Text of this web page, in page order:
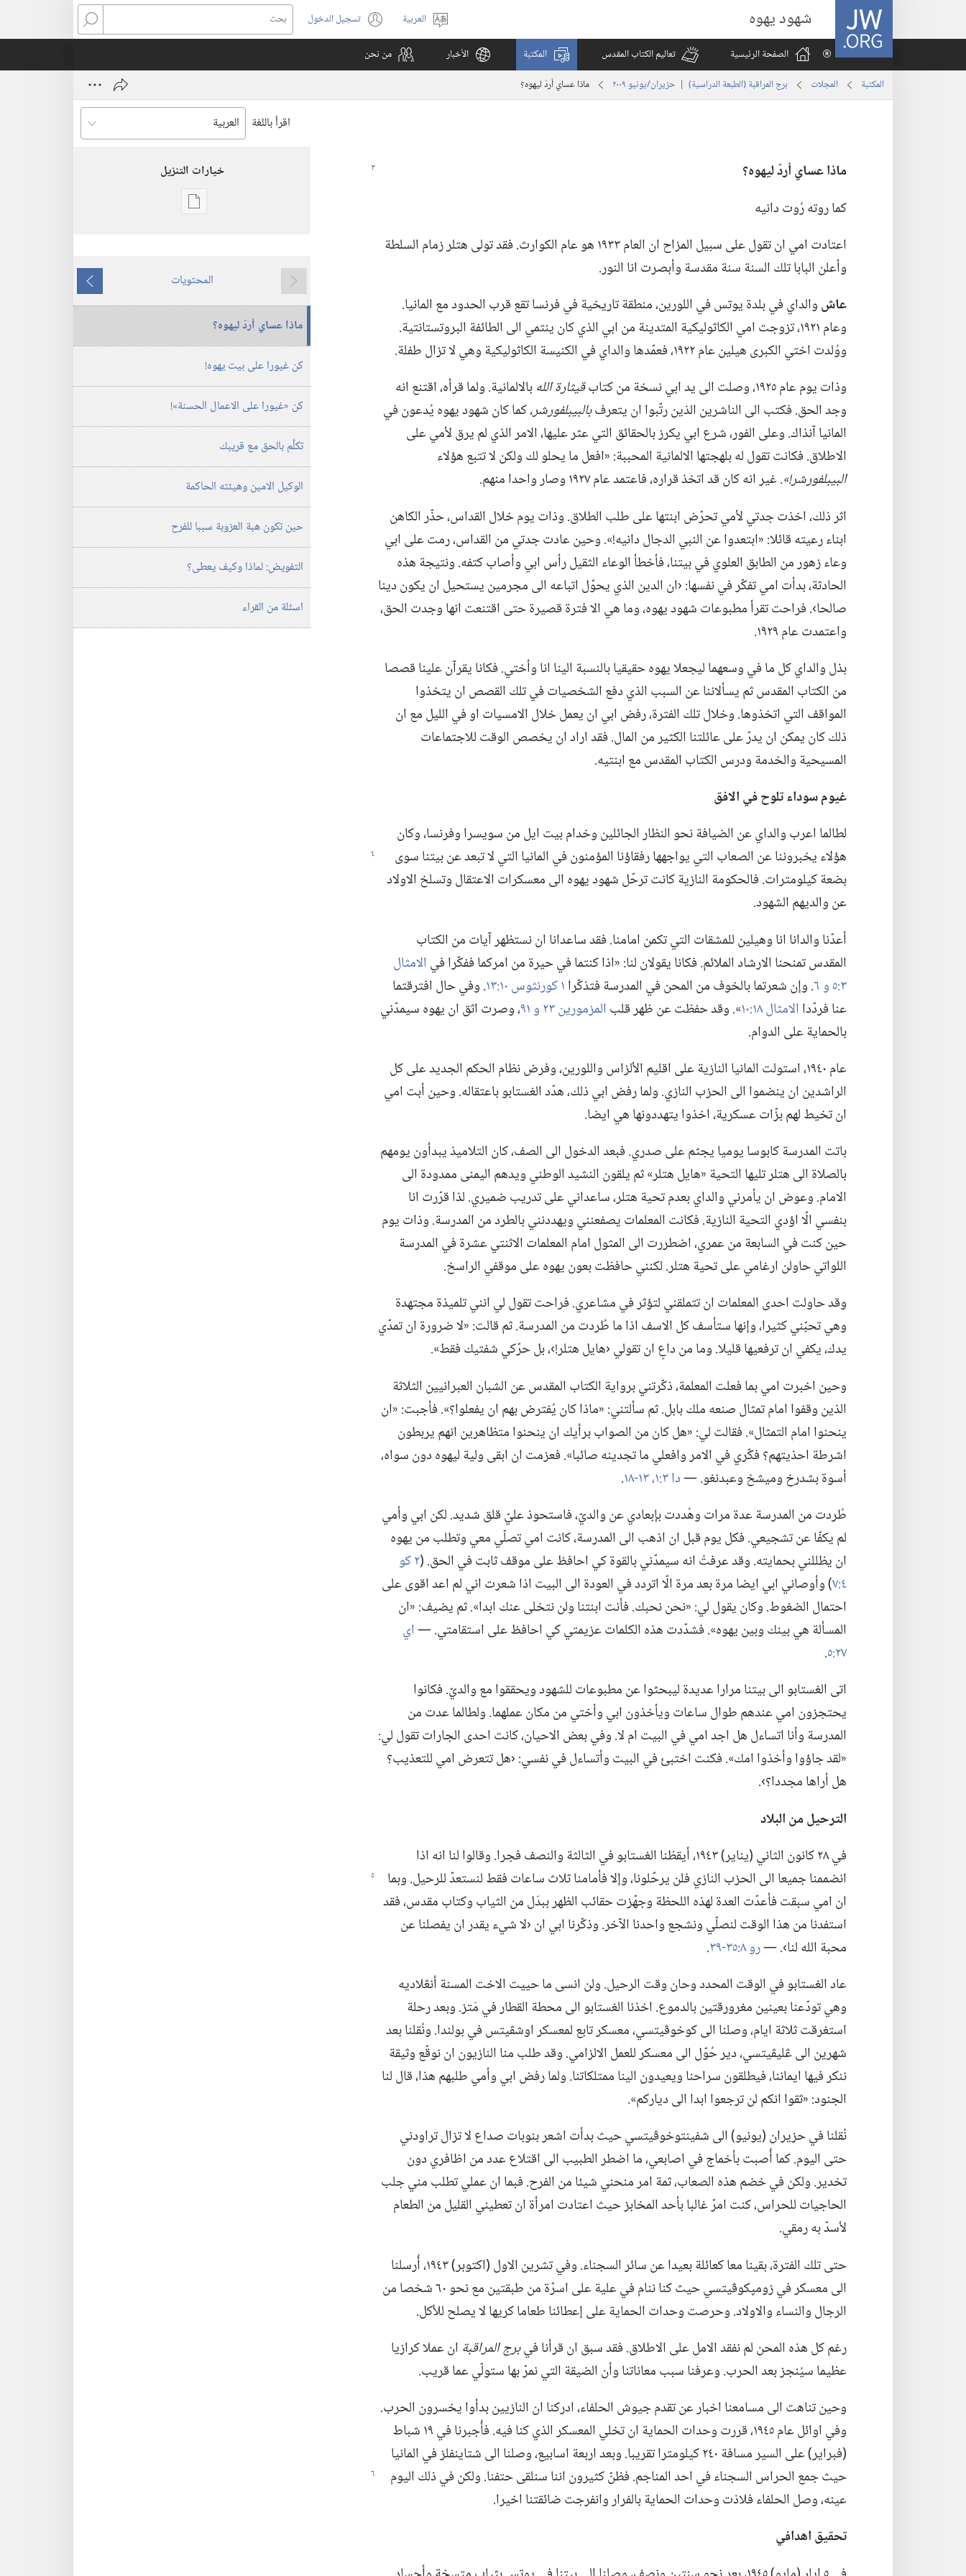
JW.ORG شهود يهوه
اختر
اللغة
العربية تسجيل الدخول
(يفتح
نافذة
بحث
الصفحة الرئيسية
تعاليم الكتاب المقدس المكتبة الأخبار من نحن
المكتبة المجلات برج المراقبة (‏الطبعة الدراسية)‏ | ‏‎حزيران/يونيو‏ ‏‎٢٠٠٩‏ ماذا عساي أردّ ليهوه؟‏
اقرأ باللغة
ماذا عساي أردّ ليهوه؟‏
كما روته رُوت دانيه
اعتادت امي ان تقول على سبيل المزاح ان العام ١٩٣٣ هو عام الكوارث.‏ فقد تولى هتلر زمام السلطة
وأعلن البابا تلك السنة سنة مقدسة وأبصرت انا النور.‏
عاشوالداي في بلدة يوتس في اللورين،‏ منطقة تاريخية في فرنسا تقع قرب الحدود مع المانيا.‏
وعام ١٩٢١،‏ تزوجت امي الكاثوليكية المتدينة من ابي الذي كان ينتمي الى الطائفة البروتستانتية.‏
ووُلدت اختي الكبرى هيلين عام ١٩٢٢،‏ فعمّدها والداي في الكنيسة الكاثوليكية وهي لا تزال طفلة.‏
وذات يوم عام ١٩٢٥،‏ وصلت الى يد ابي نسخة من كتاب
قيثارة اللهبالالمانية.‏ ولما قرأه،‏ اقتنع انه
وجد الحق.‏ فكتب الى الناشرين الذين رتّبوا ان يتعرفبالبيبلفورشر،‏كما كان شهود يهوه يُدعون في
المانيا آنذاك.‏ وعلى الفور،‏ شرع ابي يكرز بالحقائق التي عثر عليها،‏ الامر الذي لم يرق لأمي على
الاطلاق.‏ فكانت تقول له بلهجتها الالمانية المحببة:‏ «افعل ما يحلو لك ولكن لا تتبع هؤلاء
البيبلفورشر!‏».‏غير انه كان قد اتخذ قراره،‏ فاعتمد عام ١٩٢٧ وصار واحدا منهم.‏
اثر ذلك،‏ اخذت جدتي لأمي تحرّض ابنتها على طلب الطلاق.‏ وذات يوم خلال القداس،‏ حذّر الكاهن
ابناء رعيته قائلا:‏ «ابتعدوا عن النبي الدجال دانيه!‏».‏ وحين عادت جدتي من القداس،‏ رمت على ابي
وعاء زهور من الطابق العلوي في بيتنا،‏ فأخطأ الوعاء الثقيل رأس ابي وأصاب كتفه.‏ ونتيجة هذه
الحادثة،‏ بدأت امي تفكّر في نفسها:‏ ‹ان الدين الذي يحوّل اتباعه الى مجرمين يستحيل ان يكون دينا
صالحا›.‏ فراحت تقرأ مطبوعات شهود يهوه،‏ وما هي الا فترة قصيرة حتى اقتنعت انها وجدت الحق،‏
واعتمدت عام ١٩٢٩.‏
بذل والداي كل ما في وسعهما ليجعلا يهوه حقيقيا بالنسبة الينا انا وأختي.‏ فكانا يقرآن علينا قصصا
من الكتاب المقدس ثم يسألاننا عن السبب الذي دفع الشخصيات في تلك القصص ان يتخذوا
المواقف التي اتخذوها.‏ وخلال تلك الفترة،‏ رفض ابي ان يعمل خلال الامسيات او في الليل مع ان
ذلك كان يمكن ان يدرّ على عائلتنا الكثير من المال.‏ فقد اراد ان يخصص الوقت للاجتماعات
المسيحية والخدمة ودرس الكتاب المقدس مع ابنتيه.‏
غيوم سوداء تلوحفيالافق
لطالما اعرب والداي عن الضيافة نحو النظار الجائلين وخدام بيت ايل من سويسرا وفرنسا،‏ وكان
هؤلاء يخبروننا عن الصعاب التي يواجهها رفقاؤنا المؤمنون فيالمانيا التي لا تبعد عن بيتنا سوى
بضعة كيلومترات.‏ فالحكومة النازية كانت ترحّل شهود يهوه الى معسكرات الاعتقال وتسلخ الاولاد
عن والديهم الشهود.‏
أعدّنا والدانا انا وهيلين للمشقات التي تكمن امامنا.‏ فقد ساعدانا ان نستظهر آيات من الكتاب
المقدس تمنحنا الارشاد الملائم.‏ فكانا يقولان لنا:‏ «اذا كنتما في حيرة من امركما ففكّرا فيالامثال
٣:‏٥ و ٦
‏.‏ وإن شعرتما بالخوف من المحن في المدرسة فتذكّرا١ كورنثوس ١٠:‏١٣
‏.‏ وفي حال افترقتما
عنا فردّداالامثال ١٨:‏١٠ ‏».‏ وقد حفظت عن ظهر قلبالمزمورين ٢٣ و
‏،‏ وصرت اثق ان يهوه سيمدّني
بالحماية على الدوام.‏
عام ١٩٤٠،‏ استولت المانيا النازية على اقليم الألزاس واللورين،‏ وفرض نظام الحكم الجديد على كل
الراشدين ان ينضموا الى الحزب النازي.‏ ولما رفض ابي ذلك،‏ هدّد الغستابو باعتقاله.‏ وحين أبت امي
ان تخيط لهم بزّات عسكرية،‏ اخذوا يتهددونها هي ايضا.‏
باتت المدرسة كابوسا يوميا يجثم على صدري.‏ فبعد الدخول الى الصف،‏ كان التلاميذ يبدأون يومهم
بالصلاة الى هتلر تليها التحية «هايل هتلر» ثم يلقون النشيد الوطني ويدهم اليمنى ممدودة الى
الامام.‏ وعوض ان يأمرني والداي بعدم تحية هتلر،‏ ساعداني على تدريب ضميري.‏ لذا قرّرت انا
بنفسي الّا اؤدي التحية النازية.‏ فكانت المعلمات يصفعنني ويهددنني بالطرد من المدرسة.‏ وذات يوم
حين كنت في السابعة من عمري،‏ اضطررت الى المثول امام المعلمات الاثنتي عشرة في المدرسة
اللواتي حاولن ارغامي على تحية هتلر.‏ لكنني حافظت بعون يهوه على موقفي الراسخ.‏
وقد حاولت احدى المعلمات ان تتملقني لتؤثر في مشاعري.‏ فراحت تقول لي انني تلميذة مجتهدة
وهي تحبّني كثيرا،‏ وإنها ستأسف كل الاسف اذا ما طُردت من المدرسة.‏ ثم قالت:‏ «لا ضرورة ان تمدّي
يدك،‏ يكفي ان ترفعيها قليلا.‏ وما من داعٍ ان تقولي ‹هايل هتلر!‏›،‏ بل حرّكي شفتيك فقط».‏
وحين اخبرت امي بما فعلت المعلمة،‏ ذكّرتني برواية الكتاب المقدس عن الشبان العبرانيين الثلاثة
الذين وقفوا امام تمثال صنعه ملك بابل.‏ ثم سألتني:‏ «ماذا كان يُفترض بهم ان يفعلوا؟‏».‏ فأجبت:‏ «ان
ينحنوا امام التمثال».‏ فقالت لي:‏ «هل كان من الصواب برأيك ان ينحنوا متظاهرين انهم يربطون
اشرطة احذيتهم؟‏ فكّري في الامر وافعلي ما تجدينه صائبا».‏ فعزمت ان ابقى ولية ليهوه دون سواه،‏
أسوة بشدرخ وميشخ وعبدنغو.‏ —‏دا ٣:‏١،‏
‏.‏
طُردت من المدرسة عدة مرات وهُددت بإبعادي عن والديّ،‏ فاستحوذ عليّ قلق شديد.‏ لكن ابي وأمي
لم يكفّا عن تشجيعي.‏ فكل يوم قبل ان اذهب الى المدرسة،‏ كانت امي تصلّي معي وتطلب من يهوه
ان يظللني بحمايته.‏ وقد عرفتُ انه سيمدّني بالقوة كي احافظ على موقف ثابت في الحق.‏ (‏ ٢ كو
٤:‏٧ ‏)‏ وأوصاني ابي ايضا مرة بعد مرة الّا اتردد في العودة الى البيت اذا شعرت اني لم اعد اقوى على
احتمال الضغوط.‏ وكان يقول لي:‏ «نحن نحبك.‏ فأنت ابنتنا ولن نتخلى عنك ابدا».‏ ثم يضيف:‏ «ان
المسألة هي بينك وبين يهوه».‏ فشدّدت هذه الكلمات عزيمتي كي احافظ على استقامتي.‏ —‏اي
٢٧:‏٥ ‏.‏
اتى الغستابو الى بيتنا مرارا عديدة ليبحثوا عن مطبوعات للشهود ويحققوا مع والديّ.‏ فكانوا
يحتجزون امي عندهم طوال ساعات ويأخذون ابي وأختي من مكان عملهما.‏ ولطالما عدت من
المدرسة وأنا اتساءل هل اجد امي في البيت ام لا.‏ وفي بعض الاحيان،‏ كانت احدى الجارات تقول لي:‏
«لقد جاؤوا وأخذوا امك».‏ فكنت اختبئ في البيت وأتساءل في نفسي:‏ ‹هل تتعرض امي للتعذيب؟‏
هل أراها مجددا؟‏›.‏
الترحيل من البلاد
في ٢٨ كانون الثاني (‏يناير)‏ ١٩٤٣،‏ أيقظنا الغستابو في الثالثة والنصف فجرا.‏ وقالوا لنا انه اذا
انضممنا جميعا الى الحزب النازي فلن يرحّلونا،‏ وإلا فأمامنا ثلاثساعات فقط لنستعدّ للرحيل.‏ وبما
ان امي سبقت فأعدّت العدة لهذه اللحظة وجهّزت حقائب الظهر ببدَل من الثياب وكتاب مقدس،‏ فقد
استفدنا من هذا الوقت لنصلّي ونشجع واحدنا الآخر.‏ وذكّرنا ابي ان ‹لا شيء يقدر ان يفصلنا عن
محبة الله لنا›.‏ —‏رو ٨:‏٣٥-‏٣٩
‏.‏
عاد الغستابو في الوقت المحدد وحان وقت الرحيل.‏ ولن انسى ما حييت الاخت المسنة أنڠلاديه
وهي تودّعنا بعينين مغرورقتين بالدموع.‏ اخذنا الغستابو الى محطة القطار في مَتز.‏ وبعد رحلة
استغرقت ثلاثة ايام،‏ وصلنا الى كوخوڤيتسي،‏ معسكر تابع لمعسكر اوشڤيتس في بولندا.‏ ونُقلنا بعد
شهرين الى ڠليڤيتسي،‏ دير حُوّل الى معسكر للعمل الالزامي.‏ وقد طلب منا النازيون ان نوقّع وثيقة
ننكر فيها ايماننا،‏ فيطلقون سراحنا ويعيدون الينا ممتلكاتنا.‏ ولما رفض ابي وأمي طلبهم هذا،‏ قال لنا
الجنود:‏ «ثقوا انكم لن ترجعوا ابدا الى دياركم».‏
نُقلنا في حزيران (‏يونيو)‏ الى شفينتوخوڤيتسي حيث بدأت اشعر بنوبات صداع لا تزال تراودني
حتى اليوم.‏ كما أُصبت بأخماج في اصابعي،‏ ما اضطر الطبيب الى اقتلاع عدد من اظافري دون
تخدير.‏ ولكن في خضم هذه الصعاب،‏ ثمة امر منحني شيئا من الفرح.‏ فبما ان عملي تطلب مني جلب
الحاجيات للحراس،‏ كنت امرّ غالبا بأحد المخابز حيث اعتادت امرأة ان تعطيني القليل من الطعام
لأسدّ به رمقي.‏
حتى تلك الفترة،‏ بقينا معا كعائلة بعيدا عن سائر السجناء.‏ وفي تشرين الاول (‏اكتوبر)‏ ١٩٤٣،‏ أُرسلنا
الى معسكر في زومپكوڤيتسي حيث كنا ننام في علية على اسرّة من طبقتين مع نحو ٦٠ شخصا من
الرجال والنساء والاولاد.‏ وحرصت وحدات الحماية على إعطائنا طعاما كريها لا يصلح للأكل.‏
رغم كل هذه المحن لم نفقد الامل على الاطلاق.‏ فقد سبق ان قرأنا فيبرج المراقبة ان عملا كرازيا
عظيما سيُنجز بعد الحرب.‏ وعرفنا سبب معاناتنا وأن الضيقة التي نمرّ بها ستولّي عما قريب.‏
وحين تناهت الى مسامعنا اخبار عن تقدم جيوش الحلفاء،‏ ادركنا ان النازيين بدأوا يخسرون الحرب.‏
وفي اوائل عام ١٩٤٥،‏ قررت وحدات الحماية ان تخلي المعسكر الذي كنا فيه.‏ فأُجبرنا في ١٩ شباط
(‏فبراير)‏ على السير مسافة ٢٤٠ كيلومترا تقريبا.‏ وبعد اربعة اسابيع،‏ وصلنا الى شتاينفلز في المانيا
حيث جمع الحراس السجناء في احد المناجم.‏ فظنّ كثيرون انناسنلقى حتفنا.‏ ولكن في ذلك اليوم
عينه،‏ وصل الحلفاء فلاذت وحدات الحماية بالفرار وانفرجت ضائقتنا اخيرا.‏
تحقيق اهدافي
خيارات التنزيل
خيارات
المراقبة
(‏الطبعة
‏‎حزيران/
ما
يسبق
المحتويات
ما
يلي
ماذا عساي أردّ ليهوه؟‏
كن غيورا على بيت يهوه!‏
كن «غيورا على الاعمال الحسنة»!‏
تكلَّم بالحق مع قريبك
الوكيل الامين وهيئته الحاكمة
حين تكون هبة العزوبة سببا للفرح
التفويض:‏ لماذا وكيف يعطى؟‏
اسئلة من القراء